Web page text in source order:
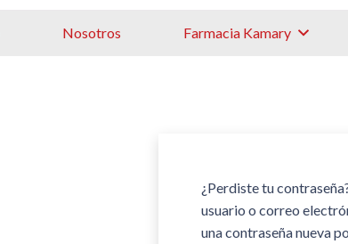
Nosotros Farmacia Kamary
¿Perdiste tu
usuario o correo
una contraseña nueva